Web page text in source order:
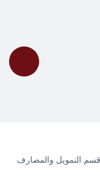
Toggle
التمويل والمصارف